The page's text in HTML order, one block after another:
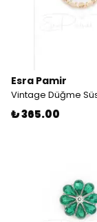
Esra Pamir
Vintage Düğme
₺ 365.00